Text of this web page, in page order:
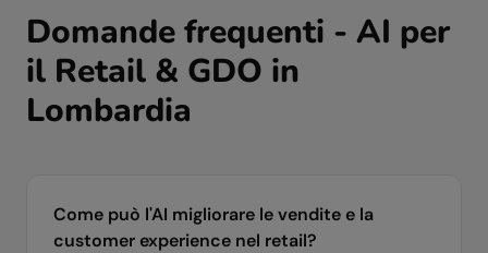
Domande frequenti - AI per
il Retail & GDO in
Lombardia
Come può l'AI migliorare le vendite e la
customer experience nel retail?